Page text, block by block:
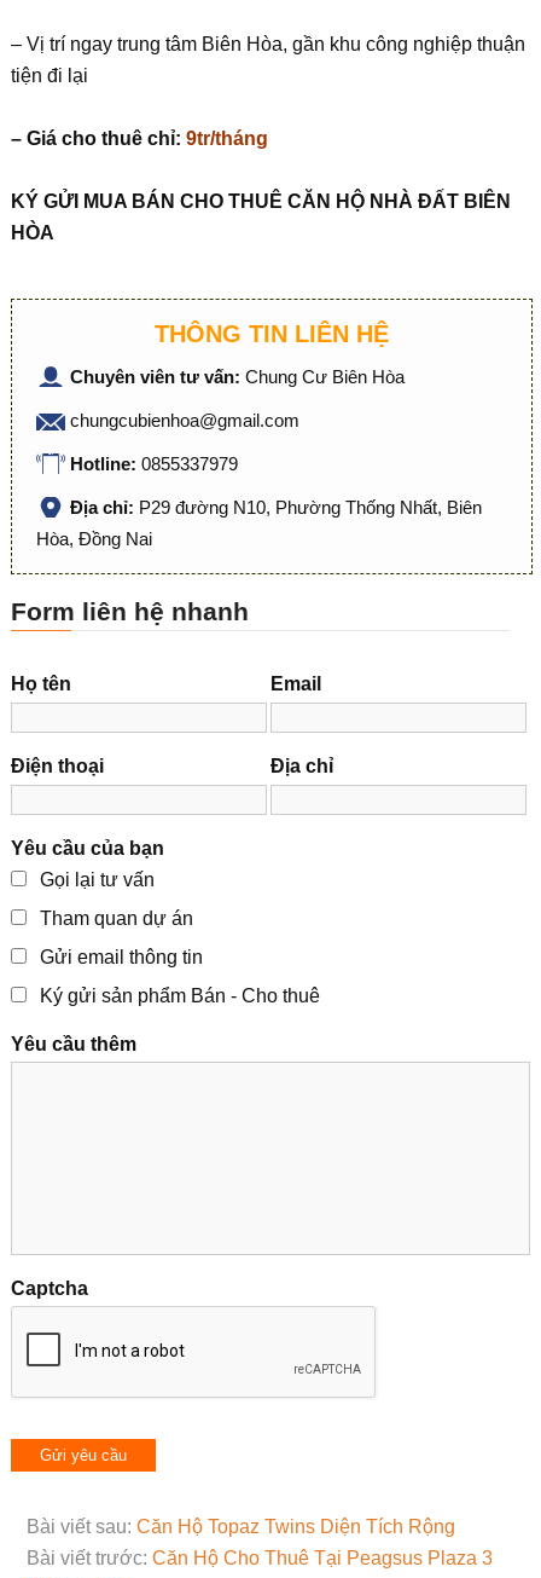
– Vị trí ngay trung tâm Biên Hòa, gần khu công nghiệp thuận
tiện đi lại
– Giá cho thuê chỉ: 9tr/tháng
KÝ GỬI MUA BÁN CHO THUÊ CĂ N HỘNHÀ ĐẤT BIÊN
HÒA
THÔNG TIN LIÊN HỆ
Chuyên viên tư vấn: Chung Cư Biên Hòa
chungcubienhoa@gmail.com
Hotline: 0855337979
Địa chỉ: P29 đường N10, Phường Thống Nhất, Biên
Hòa, Đồng Nai
Form liên hệ nhanh
Họ tên Email
Điện thoại Địa chỉ
Yêu cầu của bạn
Gọi lại tư vấn
Tham quan dự án
Gửi email thông tin
Ký gửi sản phẩm Bán - Cho thuê
Yêu cầu thêm
Captcha
Bài viết sau: Căn Hộ Topaz Twins Diện Tích Rộng
Bài viết trước: Căn Hộ Cho Thuê Tại Peagsus Plaza 3